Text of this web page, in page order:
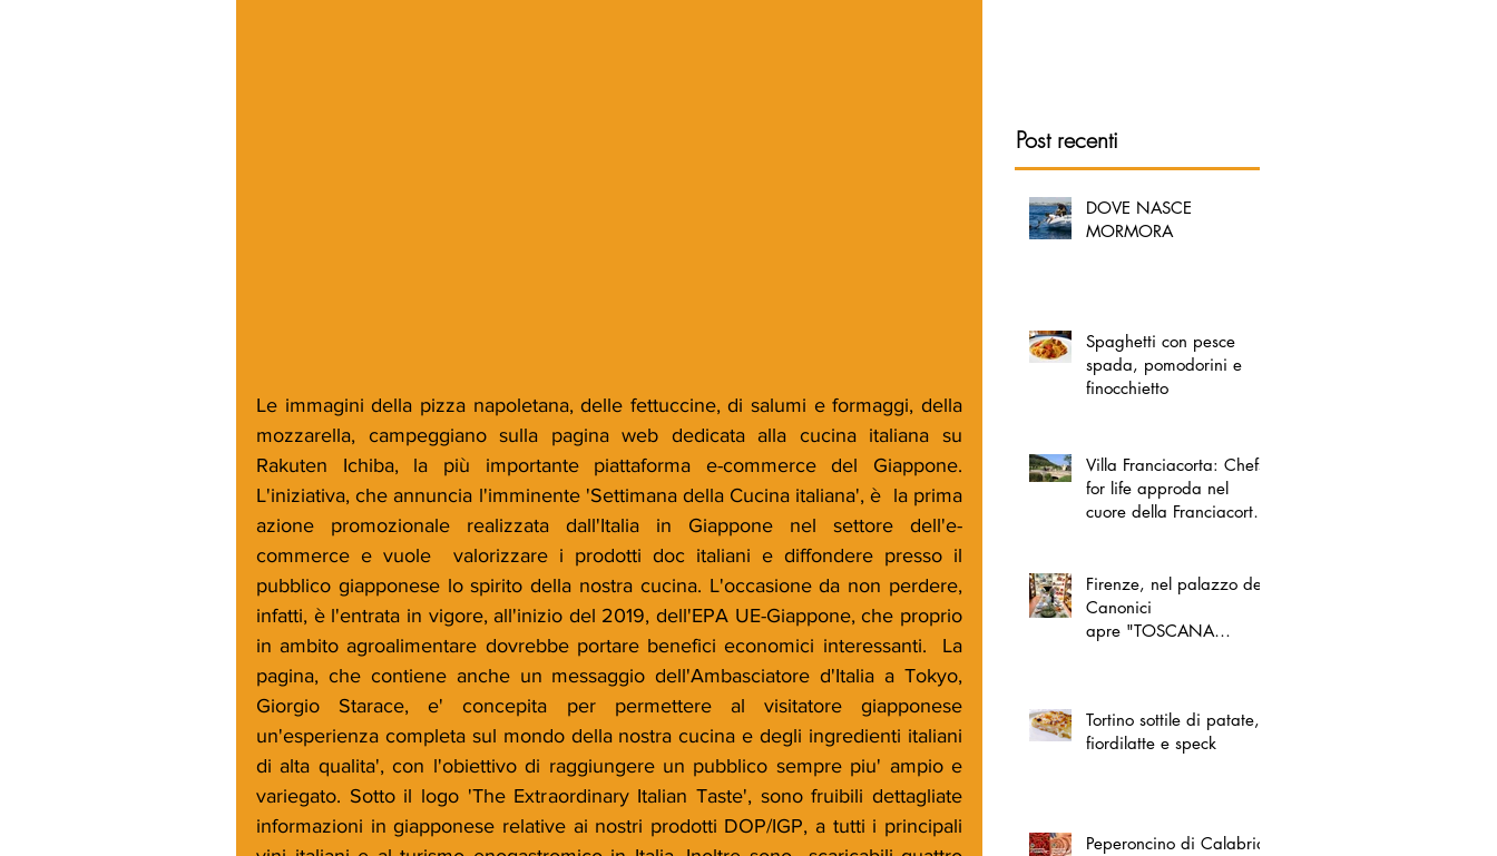
Le immagini della pizza napoletana, delle fettuccine, di salumi e formaggi, della
mozzarella, campeggiano sulla pagina web dedicata alla cucina italiana su
Rakuten Ichiba, la più importante piattaforma e-commerce del Giappone.
L'iniziativa, che annuncia l'imminente 'Settimana della Cucina italiana', è  la prima
azione promozionale realizzata dall'Italia in Giappone nel settore dell'e-
commerce e vuole  valorizzare i prodotti doc italiani e diffondere presso il
pubblico giapponese lo spirito della nostra cucina. L'occasione da non perdere,
infatti, è l'entrata in vigore, all'inizio del 2019, dell'EPA UE-Giappone, che proprio
in ambito agroalimentare dovrebbe portare benefici economici interessanti.  La
pagina, che contiene anche un messaggio dell'Ambasciatore d'Italia a Tokyo,
Giorgio Starace, e' concepita per permettere al visitatore giapponese
un'esperienza completa sul mondo della nostra cucina e degli ingredienti italiani
di alta qualita', con l'obiettivo di raggiungere un pubblico sempre piu' ampio e
variegato. Sotto il logo 'The Extraordinary Italian Taste', sono fruibili dettagliate
informazioni in giapponese relative ai nostri prodotti DOP/IGP, a tutti i principali
Post recenti
DOVE NASCE
MORMORA
Spaghetti con pesce
spada, pomodorini e
finocchietto
Villa Franciacorta: Chefs
for life approda nel
cuore della Franciacorta,
Firenze, nel palazzo dei
Canonici
apre "TOSCANA
Tortino sottile di patate,
fiordilatte e speck
Peperoncino di Calabria